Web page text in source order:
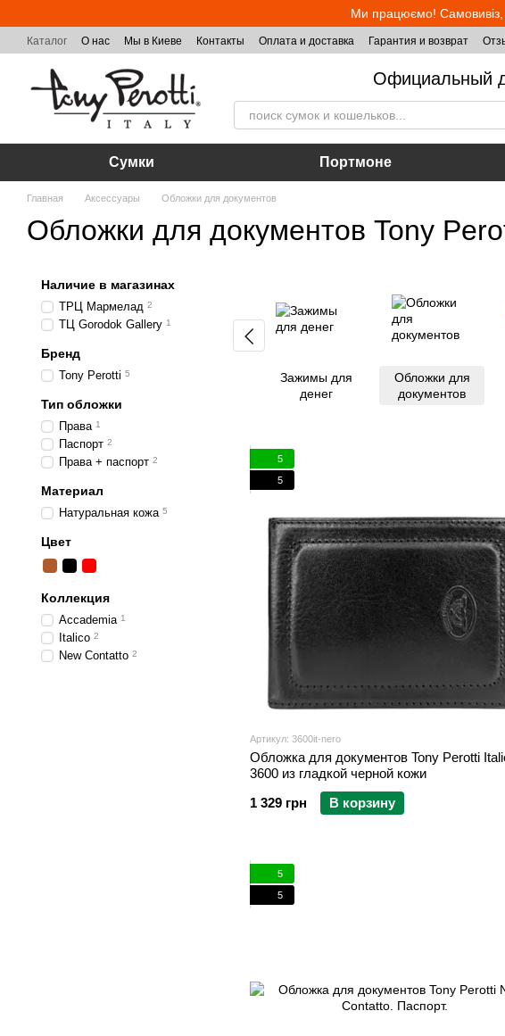
Ми працюємо! Самовивіз,
Каталог О нас Мы в Киеве Контакты Оплата и доставка Гарантия и возврат
Официальный
Сумки Портмоне
Главная Аксессуары Обложки для документов
Обложки для документов Tony
Зажимы для
денег
Обложки для
документов
5
5
Артикул: 3600it-nero
Обложка для документов Tony Perotti
3600 из гладкой черной кожи
1 329 грн
В корзину
5
5
Наличие в магазинах
ТРЦ Мармелад 2
ТЦ Gorodok Gallery 1
Бренд
Tony Perotti 5
Тип обложки
Права 1
Паспорт 2
Права + паспорт 2
Материал
Натуральная кожа 5
Цвет
Коллекция
Accademia 1
Italico 2
New Contatto 2